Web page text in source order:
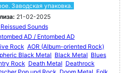
Заводская упаковка.
21-02-2025
Reissued Sounds
AD / Entombed AD
Rock AOR (Album-oriented Rock)
Black Metal Black Metal Blues
Rock Death Metal Deathrock